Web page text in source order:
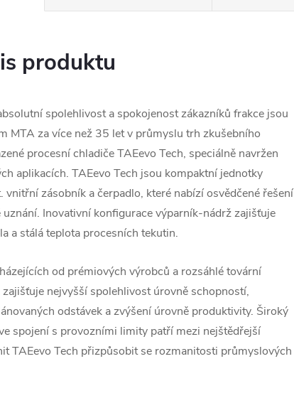
produktu
spolehlivost a spokojenost zákazníků frakce jsou
MTA za více než 35 let v průmyslu trh zkušebního
procesní chladiče TAEevo Tech, speciálně navržen
aplikacích. TAEevo Tech jsou kompaktní jednotky
vnitřní zásobník a čerpadlo, které nabízí osvědčené řešení
uznání. Inovativní konfigurace výparník-nádrž zajišťuje
a stálá teplota procesních tekutin.
od prémiových výrobců a rozsáhlé tovární
nejvyšší spolehlivost úrovně schopností,
odstávek azvýšení úrovně produktivity. Široký
spojení s provozními limity patří mezi nejštědřejší
TAEevo Tech přizpůsobit se rozmanitosti průmyslových